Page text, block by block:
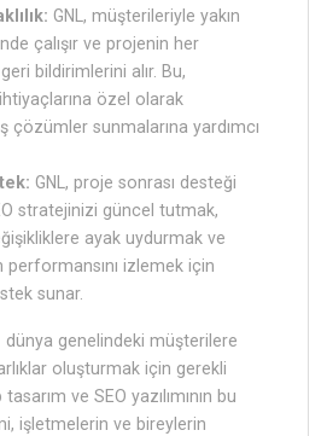
GNL, müşterileriyle yakın
çalışır ve projenin her
bildirimlerini alır. Bu,
özel olarak
çözümler sunmalarına yardımcı
GNL, proje sonrası desteği
stratejinizi güncel tutmak,
ayak uydurmak ve
izlemek için
sunar.
genelindeki müşterilere
oluşturmak için gerekli
ve SEO yazılımının bu
işletmelerin ve bireylerin